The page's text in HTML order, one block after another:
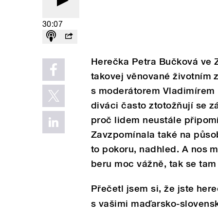
30:07
Herečka Petra Bučková ve
takovej věnované životním
s moderátorem
diváci často ztotožňují se
proč lidem neustále
Zavzpomínala také na
to pokoru, nadhled. A nos
beru moc vážně, tak se
Přečetl jsem si, že jste
s vašimi maďarsko-